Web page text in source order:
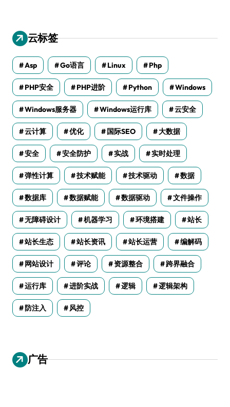
云标签
Asp Go语言 Linux Php
PHP安全 PHP进阶 Python Windows
Windows服务器 Windows运行库 云安全
云计算 优化 国际SEO 大数据
安全 安全防护 实战 实时处理
弹性计算 技术赋能 技术驱动 数据
数据库 数据赋能 数据驱动 文件操作
无障碍设计 机器学习 环境搭建 站长
站长生态 站长资讯 站长运营 编解码
网站设计 评论 资源整合 跨界融合
运行库 进阶实战 逻辑 逻辑架构
防注入 风控
广告